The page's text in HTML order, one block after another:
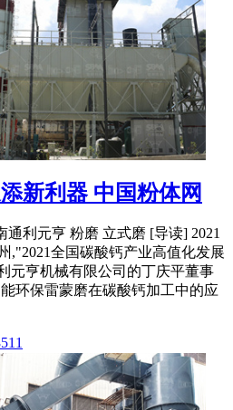
新利器 中国粉体网
通利元亨 粉磨 立式磨 [导读] 2021
,"2021全国碳酸钙产业高值化发展
元亨机械有限公司的丁庆平董事
环保雷蒙磨在碳酸钙加工中的应